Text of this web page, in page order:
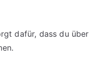
dafür, dass du über